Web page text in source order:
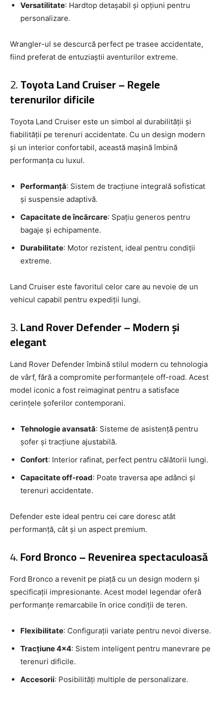
Versatilitate: Hardtop detașabil și opțiuni pentru
personalizare.
Wrangler-ul se descurcă perfect pe trasee accidentate,
fiind preferat de entuziaștii aventurilor extreme.
2.Toyota Land Cruiser – Regele
terenurilor dificile
Toyota Land Cruiser este un simbol al durabilității și
fiabilității pe terenuri accidentate. Cu un design modern
și un interior confortabil, această mașină îmbină
performanța cu luxul.
Performanță: Sistem de tracțiune integrală sofisticat
și suspensie adaptivă.
Capacitate de încărcare: Spațiu generos pentru
bagaje și echipamente.
Durabilitate: Motor rezistent, ideal pentru condiții
extreme.
Land Cruiser este favoritul celor care au nevoie de un
vehicul capabil pentru expediții lungi.
3.Land Rover Defender – Modern și
elegant
Land Rover Defender îmbină stilul modern cu tehnologia
de vârf, fără a compromite performanțele off-road. Acest
model iconic a fost reimaginat pentru a satisface
cerințele șoferilor contemporani.
Tehnologie avansată: Sisteme de asistență pentru
șofer și tracțiune ajustabilă.
Confort: Interior rafinat, perfect pentru călătorii lungi.
Capacitate off-road: Poate traversa ape adânci și
terenuri accidentate.
Defender este ideal pentru cei care doresc atât
performanță, cât și un aspect premium.
4.Ford Bronco – Revenirea spectaculoasă
Ford Bronco a revenit pe piață cu un design modern și
specificații impresionante. Acest model legendar oferă
performanțe remarcabile în orice condiții de teren.
Flexibilitate: Configurații variate pentru nevoi diverse.
Tracțiune 4×4: Sistem inteligent pentru manevrare pe
terenuri dificile.
Accesorii: Posibilități multiple de personalizare.